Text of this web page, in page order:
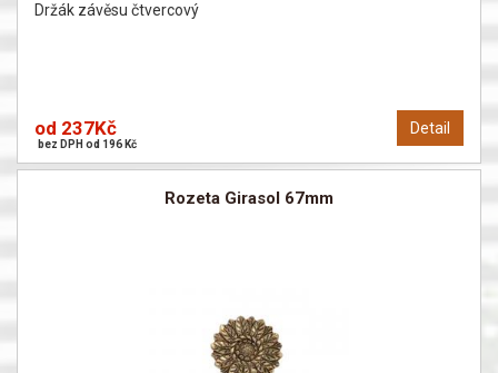
Držák závěsu čtvercový
Detail
od 237Kč
bez DPH od 196 Kč
Rozeta Girasol 67mm